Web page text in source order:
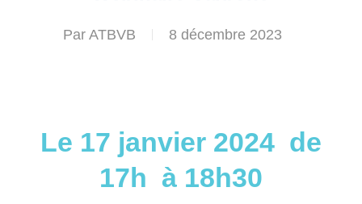
Par ATBVB 8 décembre 2023
Le 17 janvier 2024 de
17h à 18h30